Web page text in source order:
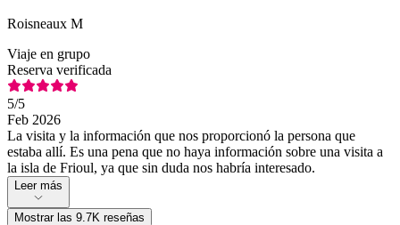
Roisneaux M
Viaje en grupo
Reserva verificada
5/5
Feb 2026
La visita y la información que nos proporcionó la persona que
estaba allí. Es una pena que no haya información sobre una visita a
la isla de Frioul, ya que sin duda nos habría interesado.
Leer más
Mostrar las 9.7K reseñas